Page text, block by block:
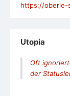
https://oberle-
Utopia
Oft
der